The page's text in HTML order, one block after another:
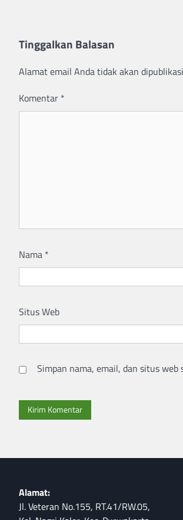
Tinggalkan Balasan
Alamat email Anda tidak akan
Komentar *
Nama *
Situs Web
Simpan nama, email, dan situs
Alamat:
Jl. Veteran No.155, RT.41/RW.05,